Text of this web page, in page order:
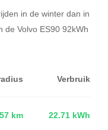
in de winter dan in
de Volvo ES90 92kWh
Verbruik
km 22.71 kWh